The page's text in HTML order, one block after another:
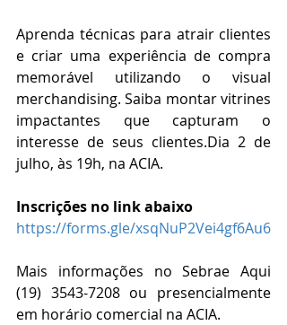
Aprenda técnicas para atrair clientes
e criar uma experiência de compra
memorável utilizando o visual
merchandising. Saiba montar vitrines
impactantes que capturam o
interesse de seus clientes.Dia 2 de
julho, às 19h, na ACIA.
Inscrições no link abaixo
https://forms.gle/xsqNuP2Vei4gf6Au6
Mais informações no Sebrae Aqui
(19) 3543-7208 ou presencialmente
em horário comercial na ACIA.